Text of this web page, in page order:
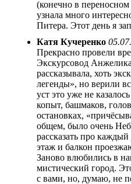
(конечно в
узнала много
Питера. Этот день я
Катя Кучеренко
Прекрасно провели
Экскурсовод
рассказывала, хоть
легенды», но верили
уст это уже не
копыт, башмаков,
остановках,
общем, было очень
рассказать про
этаж и балкон
Заново влюбились в
мистический город.
с вами, но, думаю, не